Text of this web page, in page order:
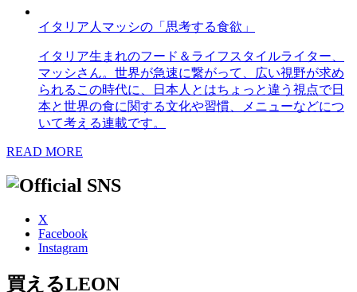
イタリア人マッシの「思考する食欲」
イタリア生まれのフード＆ライフスタイルライター、
マッシさん。世界が急速に繋がって、広い視野が求め
られるこの時代に、日本人とはちょっと違う視点で日
本と世界の食に関する文化や習慣、メニューなどにつ
いて考える連載です。
READ MORE
X
Facebook
Instagram
買えるLEON